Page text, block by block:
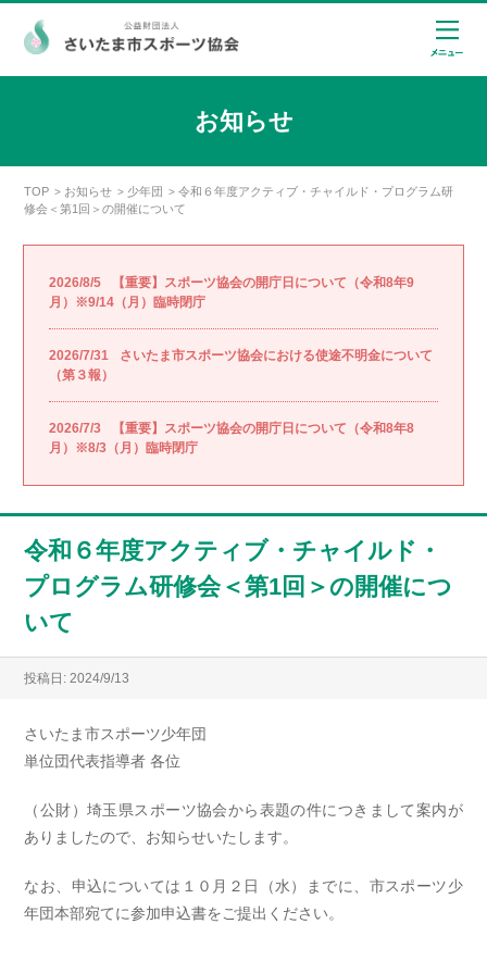
お知らせ
TOP > お知らせ > 少年団 >令和６年度アクティブ・チャイルド・プログラム研
修会＜第1回＞の開催について
2026/8/5
【重要】スポーツ協会の開庁日について（令和8年9
月）※9/14（月）臨時閉庁
2026/7/31
さいたま市スポーツ協会における使途不明金について
（第３報）
2026/7/3
【重要】スポーツ協会の開庁日について（令和8年8
月）※8/3（月）臨時閉庁
令和６年度アクティブ・チャイルド・
プログラム研修会＜第1回＞の開催につ
いて
投稿日: 2024/9/13
さいたま市スポーツ少年団
単位団代表指導者 各位
（公財）埼玉県スポーツ協会から表題の件につきまして案内が
ありましたので、お知らせいたします。
なお、申込については１０月２日（水）までに、市スポーツ少
年団本部宛てに参加申込書をご提出ください。